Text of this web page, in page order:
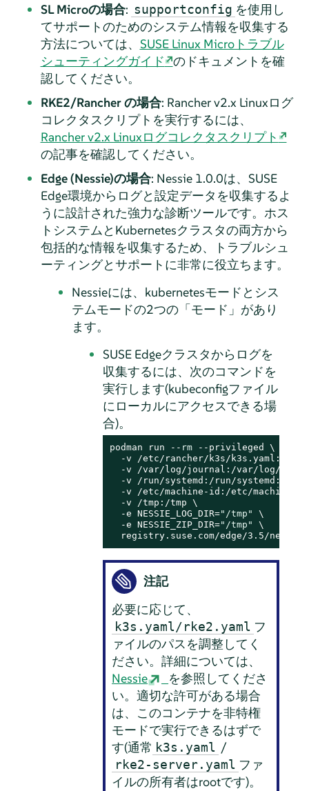
SL Microの場合: supportconfig を使用し
てサポートのためのシステム情報を収集する
方法については、 SUSE Linux Microトラブル
シューティングガイド
のドキュメントを確
認してください。
RKE2/Rancher の場合: Rancher v2.x Linuxログ
コレクタスクリプトを実行するには、
Rancher v2.x Linuxログコレクタスクリプト
の記事を確認してください。
Edge (Nessie)の場合: Nessie 1.0.0は、SUSE
Edge環境からログと設定データを収集するよ
うに設計された強力な診断ツールです。ホス
トシステムとKubernetesクラスタの両方から
包括的な情報を収集するため、トラブルシュ
ーティングとサポートに非常に役立ちます。
Nessieには、kubernetesモードとシス
テムモードの2つの「モード」があり
ます。
SUSE Edgeクラスタからログを
収集するには、次のコマンドを
実行します(kubeconfigファイル
にローカルにアクセスできる場
合)。
podman run -- rm --privileged \
-v /etc/rancher/k3s/k3s.yaml:/
-v /var/log/journal:/var/log/
  -v /run/systemd:/run/systemd:ro \
-v /etc/machine-id:/etc/machine-
  -v /tmp:/tmp \
  -e NESSIE_LOG_DIR=
"/tmp" \
  -e NESSIE_ZIP_DIR=
"/tmp" \
registry.suse.com/edge/3.5/
注記
必要に応じて、
k3s.yaml/rke2.yaml フ
ァイルのパスを調整してく
ださい。詳細については、
Nessie
を参照してくださ
い。適切な許可がある場合
は、このコンテナを非特権
モードで実行できるはずで
す(通常 k3s.yaml /
rke2-server.yaml ファ
イルの所有者はrootです)。